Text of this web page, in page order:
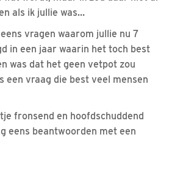
als ik jullie was…
vragen waarom jullie nu 7
in een jaar waarin het toch best
was dat het geen vetpot zou
een vraag die best veel mensen
fronsend en hoofdschuddend
eens beantwoorden met een